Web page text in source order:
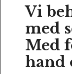
Vi
med
Med
hand